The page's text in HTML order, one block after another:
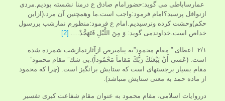
عمارساباطی می گوید:حضورامام صادق ع درمنا نشسته بودیم.مردی
ازنوافل پرسید؟امام فرمود:واجب است.ما وهمچنین آن مرد،(ازاین
حکم)وحشت کرده وترسیدیم.امام ع فرمود:منظورم نمازشب بررسول
خداص است.خداوندمی گوید: وَ مِنَ اللَّيْلِ فَتَهَجَّدْ…. [2]
۲/۱. اعطای ” مقام محمود”به پیامبرص ازآثارنمازشب شمرده شده
است. (عَسى‏ أَنْ يَبْعَثَكَ رَبُّكَ مَقاماً مَحْمُوداً).بی شك” مقام محمود”
مقام بسيار برجسته‏اى است كه ستايش برانگيز است. (چرا كه محمود
از ماده حمد به معنى ستايش مى‏باشد).
درروايات اسلامى، مقام محمود به عنوان مقام شفاعت كبرى تفسير